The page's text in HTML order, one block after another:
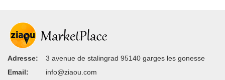
Adresse:
3 avenue de stalingrad 95140 garges les gonesse
Email:
info@ziaou.com